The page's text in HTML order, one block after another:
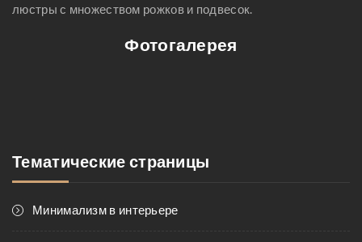
люстры с множеством рожков и подвесок.
Фотогалерея
Тематические страницы
Минимализм в интерьере